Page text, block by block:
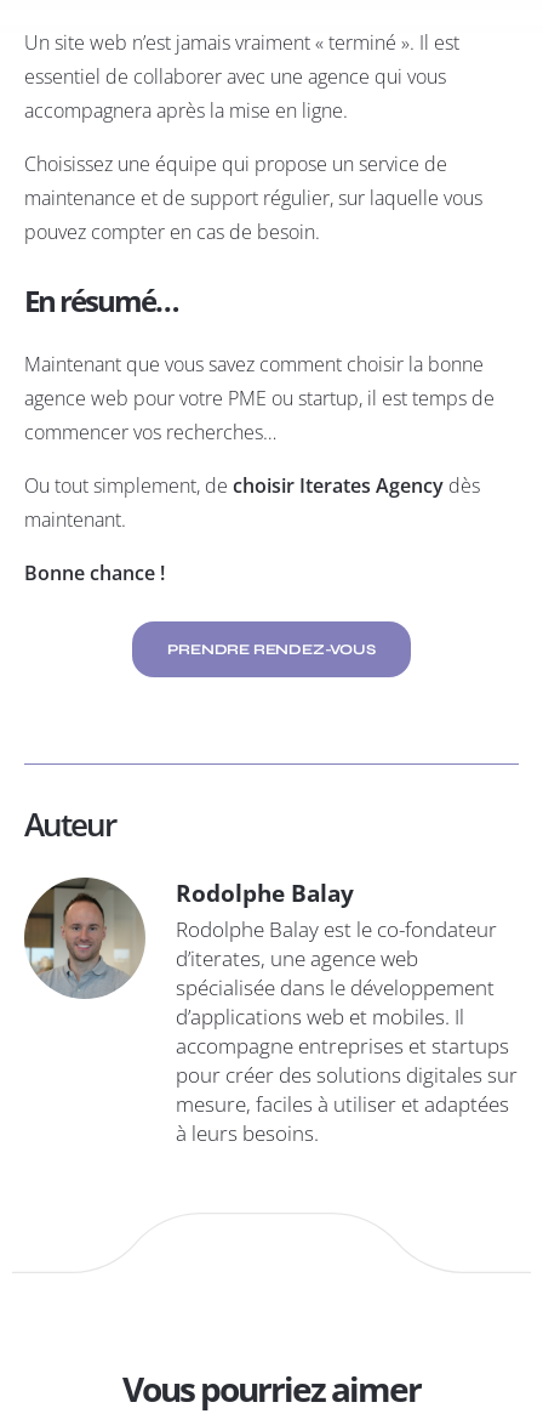
Un site web n’est jamais vraiment « terminé ». Il est
essentiel de collaborer avec une agence qui vous
accompagnera après la mise en ligne.
Choisissez une équipe qui propose un service de
maintenance et de support régulier, sur laquelle vous
pouvez compter en cas de besoin.
En résumé…
Maintenant que vous savez comment choisir la bonne
agence web pour votre PME ou startup, il est temps de
commencer vos recherches…
Ou tout simplement, de choisir Iterates Agency dès
maintenant.
Bonne chance !
PRENDRE RENDEZ-VOUS
Auteur
Rodolphe Balay
Rodolphe Balay est le co-fondateur
d’iterates, une agence web
spécialisée dans le développement
d’applications web et mobiles. Il
accompagne entreprises et startups
pour créer des solutions digitales sur
mesure, faciles à utiliser et adaptées
à leurs besoins.
Vous pourriez aimer